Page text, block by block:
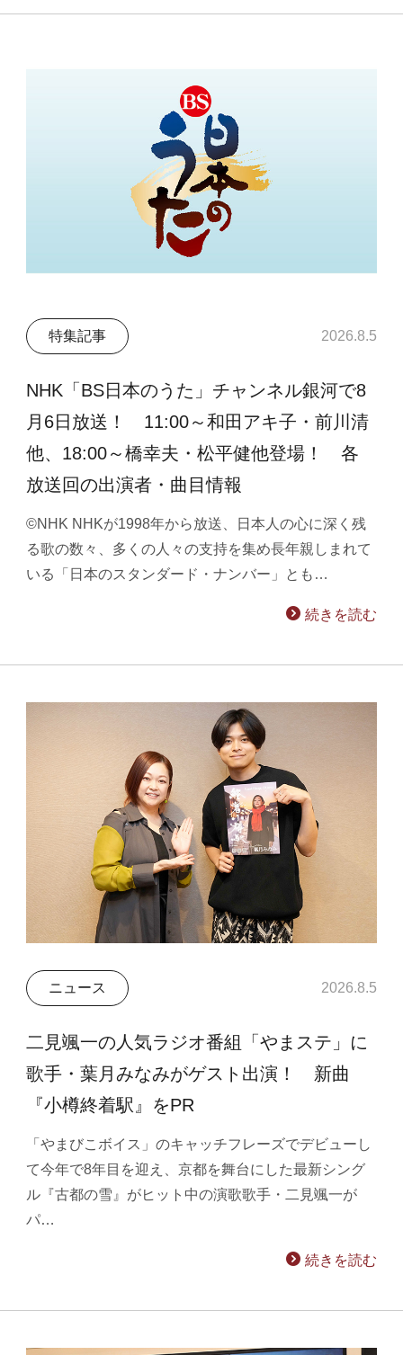
特集記事 2026.8.5
NHK「BS日本のうた」チャンネル銀河で8
月6日放送！ 11:00～和田アキ子・前川清
他、18:00～橋幸夫・松平健他登場！ 各
放送回の出演者・曲目情報
©NHK NHKが1998年から放送、日本人の心に深く残
る歌の数々、多くの人々の支持を集め長年親しまれて
いる「日本のスタンダード・ナンバー」とも…
続きを読む
ニュース 2026.8.5
二見颯一の人気ラジオ番組「やまステ」に
歌手・葉月みなみがゲスト出演！ 新曲
『小樽終着駅』をPR
「やまびこボイス」のキャッチフレーズでデビューし
て今年で8年目を迎え、京都を舞台にした最新シング
ル『古都の雪』がヒット中の演歌歌手・二見颯一が
パ…
続きを読む